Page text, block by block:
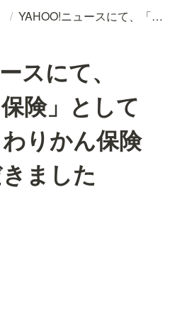
/ YAHOO!ニュースにて、「多様化する保険」としてスマホ保険とわりかん保険を紹介いただきました
スにて、
険」として
りかん保険
ました